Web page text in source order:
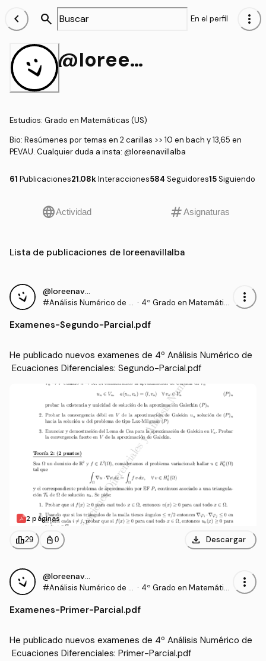
chevron_left search En el perfil more_vert
@loreenavillalba
Estudios: Grado en Matemáticas (US)
Bio: Resúmenes por temas en 2 carillas >> 10 en bach y 13,65 en
PEVAU. Cualquier duda a insta: @loreenavillalba
61 Publicaciones21.08kInteracciones584 Seguidores15Siguiendo
languageActividad tagAsignaturas
Lista de publicaciones de loreenavillalba
@loreenavillalba
#Análisis Numérico de E
· 4º Grado en Matemátic
more_vert
Examenes-Segundo-Parcial.pdf
He publicado nuevos examenes de 4º Análisis Numérico de
Ecuaciones Diferenciales: Segundo-Parcial.pdf
2 páginas
leaderboard29 personal_bag 0 download Descargar
@loreenavillalba
#Análisis Numérico de E
· 4º Grado en Matemátic
more_vert
Examenes-Primer-Parcial.pdf
He publicado nuevos examenes de 4º Análisis Numérico de
Ecuaciones Diferenciales: Primer-Parcial.pdf